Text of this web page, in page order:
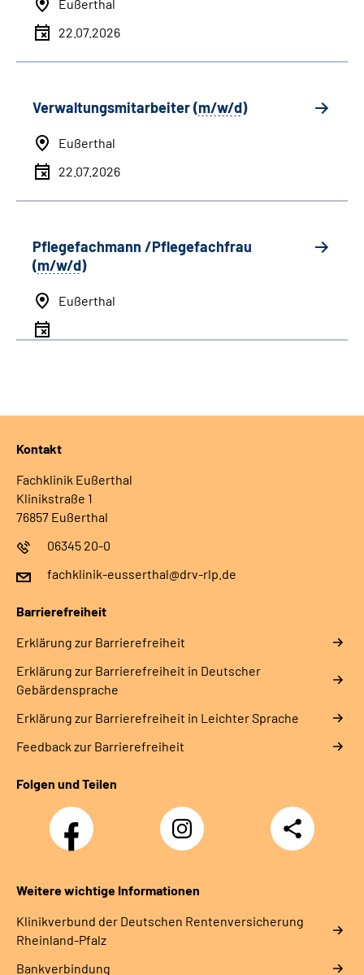
Eußerthal
22.07.2026
Verwaltungsmitarbeiter (m/w/d)
Eußerthal
22.07.2026
Pflegefachmann /Pflegefachfrau
(m/w/d)
Eußerthal
Kontakt
Fachklinik Eußerthal
Klinikstraße 1
76857 Eußerthal
06345 20-0
fachklinik-eusserthal@drv-rlp.de
Barrierefreiheit
Erklärung zur Barrierefreiheit
Erklärung zur Barrierefreiheit in Deutscher
Gebärdensprache
Erklärung zur Barrierefreiheit in Leichter Sprache
Feedback zur Barrierefreiheit
Folgen und Teilen
Facebook
Instagram
DRV
Nachwuchskräfte
Teilen
Weitere wichtige Informationen
Klinikverbund der Deutschen Rentenversicherung
Rheinland-Pfalz
Bankverbindung